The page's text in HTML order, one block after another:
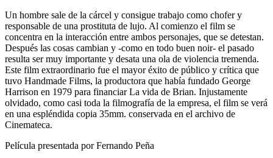
Un hombre sale de la cárcel y consigue trabajo como chofer y
responsable de una prostituta de lujo. Al comienzo el film se
concentra en la interacción entre ambos personajes, que se detestan.
Después las cosas cambian y -como en todo buen noir- el pasado
resulta ser muy importante y desata una ola de violencia tremenda.
Este film extraordinario fue el mayor éxito de público y crítica que
tuvo Handmade Films, la productora que había fundado George
Harrison en 1979 para financiarLa vida de Brian. Injustamente
olvidado, como casi toda la filmografía de la empresa, el film se verá
en una espléndida copia 35mm. conservada en el archivo de
Cinemateca.
Película presentada por Fernando Peña